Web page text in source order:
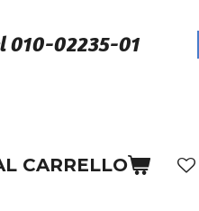
010-02235-01
CARRELLO